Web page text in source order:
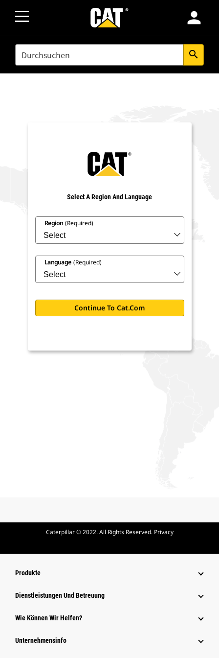
person
SEARCH search
Select A Region And Language
Region (required)
Language (required)
Continue To Cat.com
Caterpillar © 2022. All Rights Reserved. Privacy
Produkte
Dienstleistungen Und Betreuung
Wie Können Wir Helfen?
Unternehmensinfo